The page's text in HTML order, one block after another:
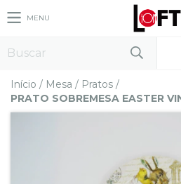
MENU
Início / Mesa / Pratos /
PRATO SOBREMESA EASTER